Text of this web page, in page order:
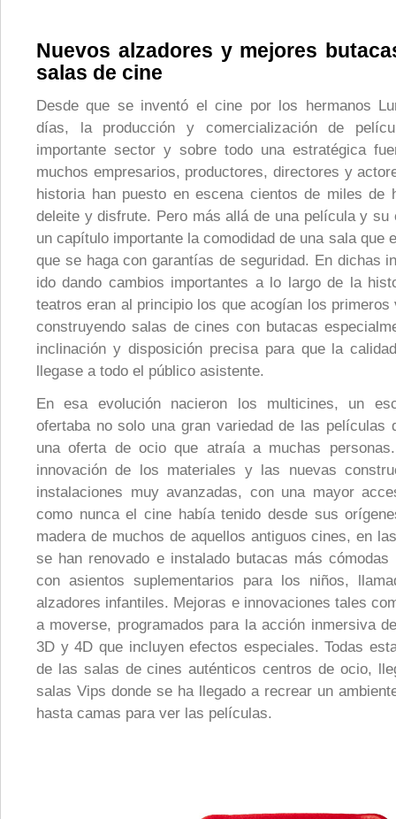
Nuevos alzadores y mejores
salas de cine
Desde que se inventó el cine por los hermanos
días, la producción y comercialización de
importante sector y sobre todo una estratégica
muchos empresarios, productores, directores y
historia han puesto en escena cientos de miles de
deleite y disfrute. Pero más allá de una película y su
un capítulo importante la comodidad de una sala que
que se haga con garantías de seguridad. En dichas
ido dando cambios importantes a lo largo de la
teatros eran al principio los que acogían los
construyendo salas de cines con butacas
inclinación y disposición precisa para que la
llegase a todo el público asistente.
En esa evolución nacieron los multicines, un
ofertaba no solo una gran variedad de las películas
una oferta de ocio que atraía a muchas
innovación de los materiales y las nuevas
instalaciones muy avanzadas, con una mayor
como nunca el cine había tenido desde sus
madera de muchos de aquellos antiguos cines, en
se han renovado e instalado butacas más cómodas
con asientos suplementarios para los niños,
alzadores infantiles. Mejoras e innovaciones tales
a moverse, programados para la acción inmersiva
3D y 4D que incluyen efectos especiales. Todas
de las salas de cines auténticos centros de ocio,
salas Vips donde se ha llegado a recrear un
hasta camas para ver las películas.